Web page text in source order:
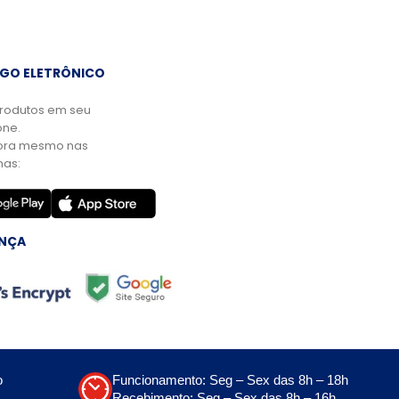
ELETRÔNICO
em seu
mesmo nas
Funcionamento: Seg – Sex das 8h – 18h